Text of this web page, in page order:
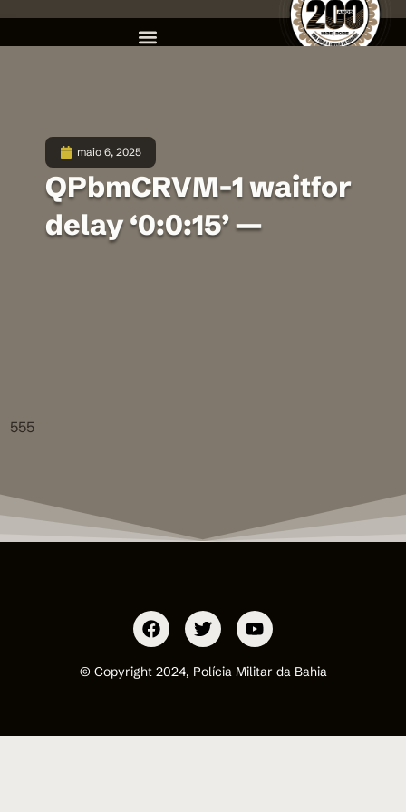
maio 6, 2025
QPbmCRVM-1 waitfor
delay ‘0:0:15’ —
555
© Copyright 2024, Polícia Militar da Bahia